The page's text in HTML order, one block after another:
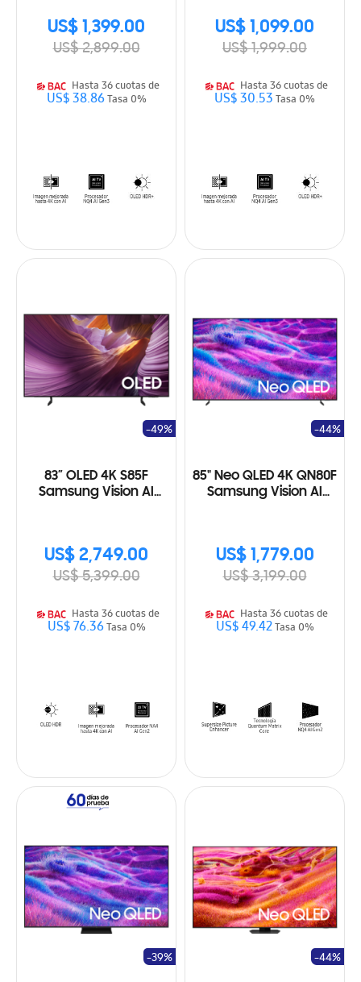
US$ 1,399.00
US$ 2,899.00
Hasta 36 cuotas de
US$ 38.86Tasa 0%
US$ 1,099.00
US$ 1,999.00
Hasta 36 cuotas de
US$ 30.53Tasa 0%
83” OLED 4K S85F
Samsung Vision AI
US$ 2,749.00
US$ 5,399.00
-49%
Hasta 36 cuotas de
US$ 76.36Tasa 0%
85" Neo QLED 4K QN80F
Samsung Vision AI
US$ 1,779.00
US$ 3,199.00
-44%
Hasta 36 cuotas de
US$ 49.42Tasa 0%
-39% -44%